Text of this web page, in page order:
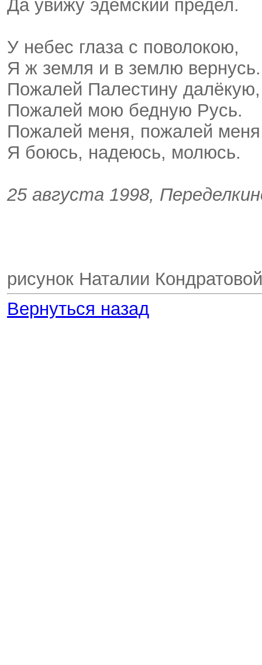
Да увижу эдемский предел.
У небес глаза с поволокою,
Я ж земля и в землю вернусь.
Пожалей Палестину далёкую,
Пожалей мою бедную Русь.
Пожалей меня, пожалей
Я боюсь, надеюсь, молюсь.
25 августа 1998,
рисунок Наталии Кондратовой
Вернуться назад